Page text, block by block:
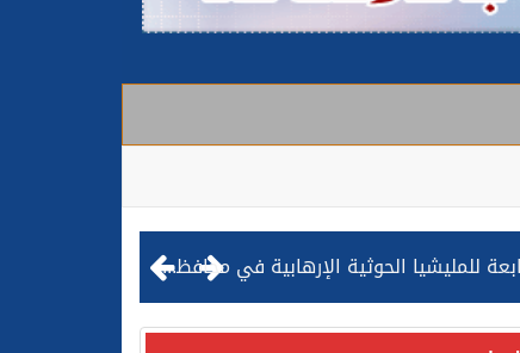
الحوثية الإرهابية في محافظة الحديدة